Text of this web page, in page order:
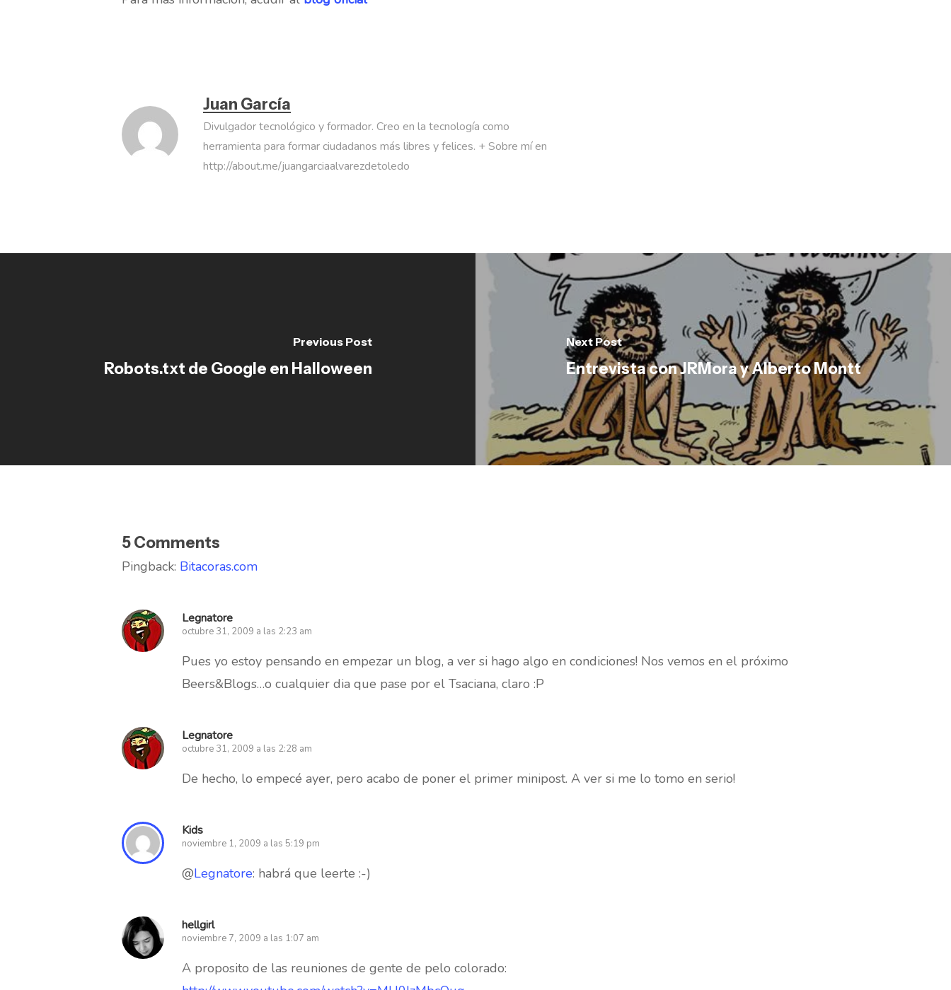
Juan García
Divulgador tecnológico y formador. Creo en la tecnología como
herramienta para formar ciudadanos más libres y felices. + Sobre mí en
http://about.me/juangarciaalvarezdetoledo
Previous Post
Robots.txt de Google en Halloween
Next Post
Entrevista con JRMora y Alberto Montt
5 Comments
Pingback: Bitacoras.com
Legnatore
octubre 31, 2009 a las 2:23 am
Pues yo estoy pensando en empezar un blog, a ver si hago algo en condiciones! Nos vemos en el próximo
Beers&Blogs…o cualquier dia que pase por el Tsaciana, claro :P
Legnatore
octubre 31, 2009 a las 2:28 am
De hecho, lo empecé ayer, pero acabo de poner el primer minipost. A ver si me lo tomo en serio!
Kids
noviembre 1, 2009 a las 5:19 pm
@Legnatore: habrá que leerte :-)
hellgirl
noviembre 7, 2009 a las 1:07 am
A proposito de las reuniones de gente de pelo colorado: